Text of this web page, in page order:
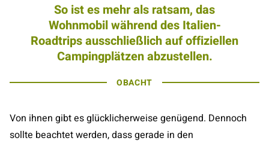
So ist es mehr als ratsam, das
Wohnmobil während des Italien-
Roadtrips ausschließlich auf offiziellen
Campingplätzen abzustellen.
OBACHT
Von ihnen gibt es glücklicherweise genügend. Dennoch
sollte beachtet werden, dass gerade in den